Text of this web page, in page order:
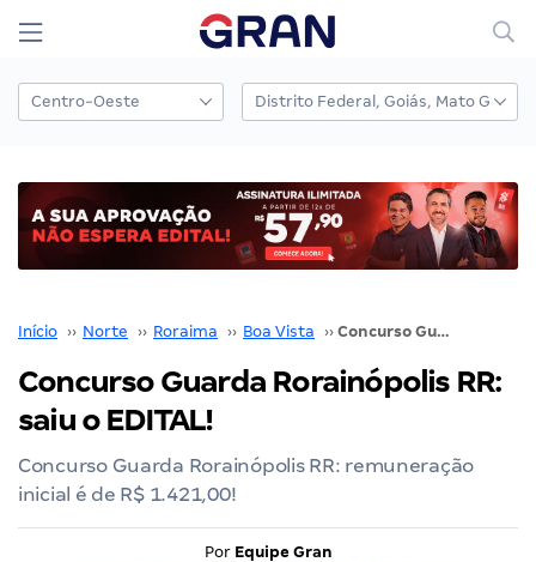
Início ›› Norte ›› Roraima ›› Boa Vista ›› Concurso Guarda Rorainópolis RR: saiu o EDITAL!
Concurso Guarda Rorainópolis RR:
saiu o EDITAL!
Concurso Guarda Rorainópolis RR: remuneração
inicial é de R$ 1.421,00!
Por Equipe Gran